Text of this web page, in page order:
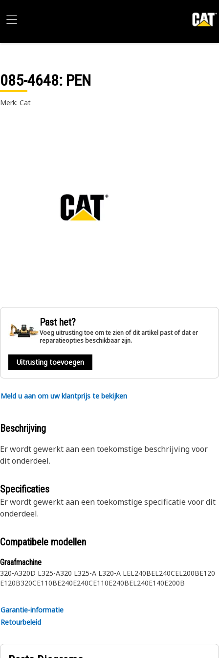
085-4648: PEN
Merk: Cat
Past het?
Voeg uitrusting toe om te zien of dit artikel past of dat er
reparatieopties beschikbaar zijn.
Uitrusting toevoegen
Meld u aan om uw klantprijs te bekijken
Beschrijving
Er wordt gewerkt aan een toekomstige beschrijving voor
dit onderdeel.
Specificaties
Er wordt gewerkt aan een toekomstige specificatie voor dit
onderdeel.
Compatibele modellen
Graafmachine
320-A320D L325-A320 L325-A L320-A LEL240BEL240CEL200BE120
E120B320CE110BE240E240CE110E240BEL240E140E200B
Garantie-informatie
Retourbeleid